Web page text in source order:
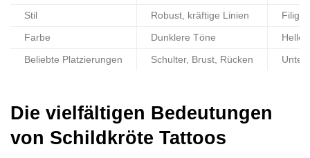
Stil Robust, kräftige Linien
Farbe Dunklere Töne
Beliebte Platzierungen Schulter, Brust, Rücken
Die vielfältigen Bedeutungen
von Schildkröte Tattoos